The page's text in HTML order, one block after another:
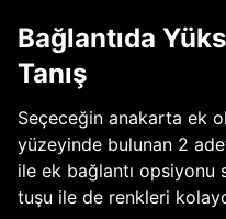
Bağlantıda
Tanış
Seçeceğin anakarta ek
yüzeyinde bulunan 2
ile ek bağlantı opsiyonu
tuşu ile de renkleri